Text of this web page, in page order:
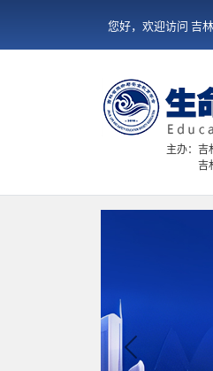
您好，欢迎访问 吉
主办：吉
吉
Previous